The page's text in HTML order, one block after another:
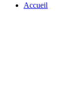
Accueil